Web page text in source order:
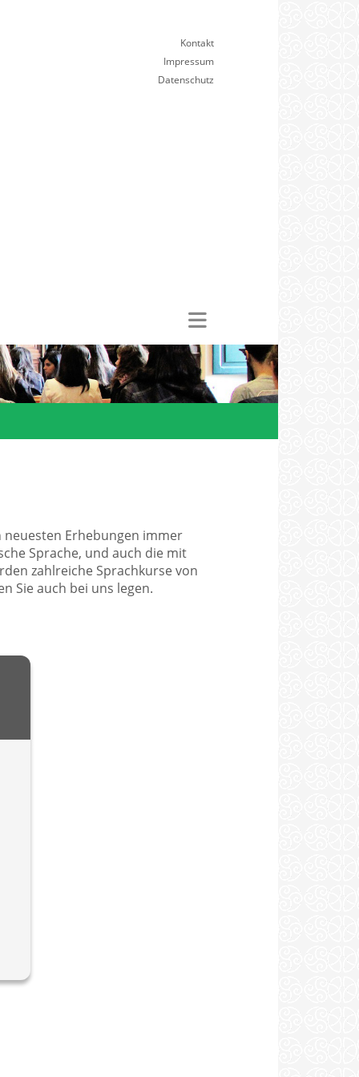
Kontakt
Impressum
Datenschutz
neuesten Erhebungen immer
Sprache, und auch die mit
zahlreiche Sprachkurse von
Sie auch bei uns legen.